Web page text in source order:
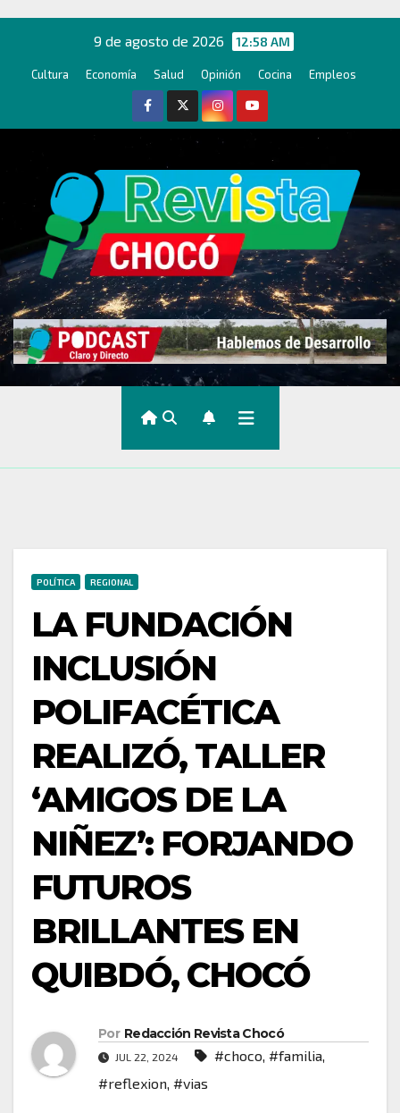
contenido
9 de agosto de 2026 12:58 AM
Cultura Economía Salud Opinión Cocina Empleos
POLÍTICA REGIONAL
LA FUNDACIÓN
INCLUSIÓN
POLIFACÉTICA
REALIZÓ, TALLER
‘AMIGOS DE LA
NIÑEZ’: FORJANDO
FUTUROS
BRILLANTES EN
QUIBDÓ, CHOCÓ
Por Redacción Revista Chocó
JUL 22, 2024 #choco, #familia,
#reflexion, #vias